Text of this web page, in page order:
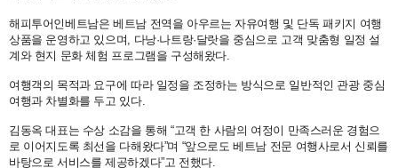
해피투어인베트남은 베트남 전역을 아우르는 자유여행 및 단독 패키지 여행
상품을 운영하고 있으며, 다낭·나트랑·달랏을 중심으로 고객 맞춤형 일정 설
계와 현지 문화 체험 프로그램을 구성해왔다.
여행객의 목적과 요구에 따라 일정을 조정하는 방식으로 일반적인 관광 중심
여행과 차별화를 두고 있다.
김동옥 대표는 수상 소감을 통해 “고객 한 사람의 여정이 만족스러운 경험으
로 이어지도록 최선을 다해왔다”며 “앞으로도 베트남 전문 여행사로서 신뢰를
바탕으로 서비스를 제공하겠다”고 전했다.